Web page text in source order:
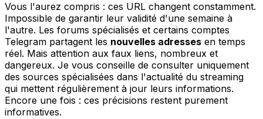
Vous l'aurez compris : ces URL changent constamment.
Impossible de garantir leur validité d'une semaine à
l'autre. Les forums spécialisés et certains comptes
Telegram partagent les nouvelles adresses en temps
réel. Mais attention aux faux liens, nombreux et
dangereux. Je vous conseille de consulter uniquement
des sources spécialisées dans l'actualité du streaming
qui mettent régulièrement à jour leurs informations.
Encore une fois : ces précisions restent purement
informatives.